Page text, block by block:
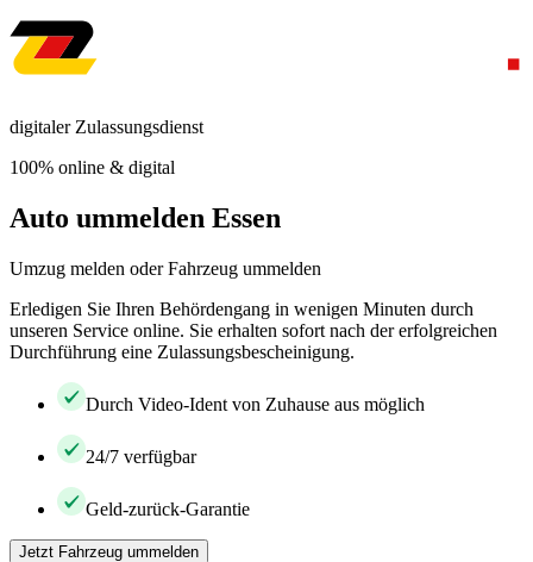
digitaler Zulassungsdienst
100% online & digital
Auto ummelden Essen
Umzug melden oder Fahrzeug ummelden
Erledigen Sie Ihren Behördengang in wenigen Minuten durch
unseren Service online. Sie erhalten sofort nach der erfolgreichen
Durchführung eine Zulassungsbescheinigung.
Durch Video-Ident von Zuhause aus möglich
24/7 verfügbar
Geld-zurück-Garantie
Jetzt Fahrzeug ummelden